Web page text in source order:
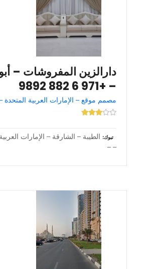
دارالزين المفروشات –
– +971 6 882 9892
مصمم موقع – الإمارات العربية المتحدة
تبوك
الطيبة – الشارقة – الإمارات
– –